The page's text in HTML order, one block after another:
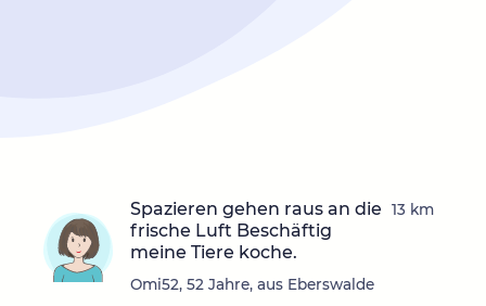
Spazieren gehen raus an die
frische Luft Beschäftig
meine Tiere koche.
Omi52, 52 Jahre, aus Eberswalde
13 km